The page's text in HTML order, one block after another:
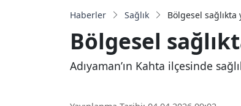
Haberler Sağlık Bölgesel sağlıkta
Bölgesel
Adıyaman’ın Kahta ilçesinde